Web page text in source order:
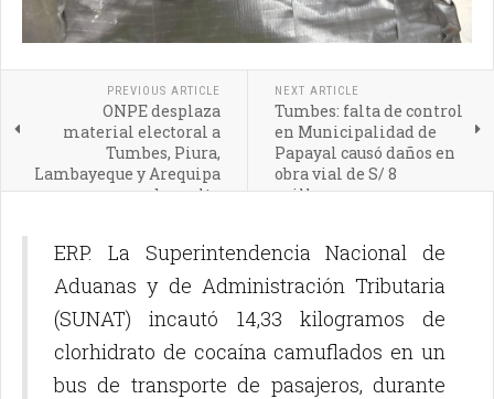
PREVIOUS ARTICLE
ONPE desplaza
material electoral a
Tumbes, Piura,
Lambayeque y Arequipa
para segunda vuelta
NEXT ARTICLE
Tumbes: falta de control
en Municipalidad de
Papayal causó daños en
obra vial de S/ 8
millones
ERP. La Superintendencia Nacional de
Aduanas y de Administración Tributaria
(SUNAT) incautó 14,33 kilogramos de
clorhidrato de cocaína camuflados en un
bus de transporte de pasajeros, durante